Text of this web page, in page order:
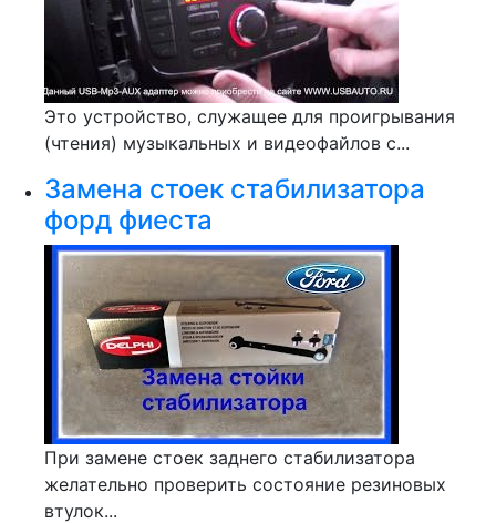
Это устройство, служащее для проигрывания
(чтения) музыкальных и видеофайлов с...
Замена стоек стабилизатора
форд фиеста
При замене стоек заднего стабилизатора
желательно проверить состояние резиновых
втулок...